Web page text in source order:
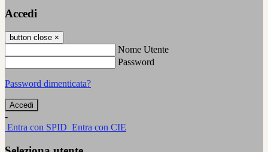
Accedi
button close ×
Nome Utente
Password
Password dimenticata?
-
Entra con SPID Entra con CIE